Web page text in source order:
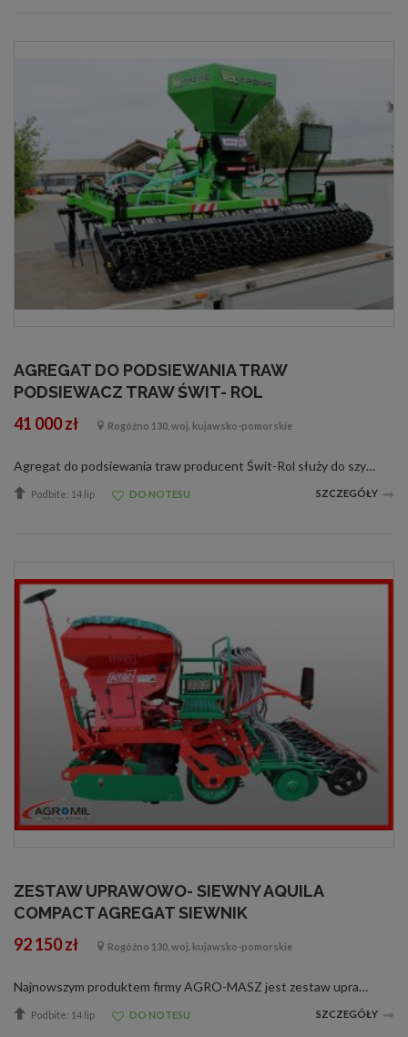
AGREGAT DO PODSIEWANIA TRAW
PODSIEWACZ TRAW ŚWIT- ROL
41 000 zł Rogóźno 130, woj. kujawsko-pomorskie
Agregat do podsiewania traw producent Świt-Rol służy do szybkiego podsiewu traw. Zastosowanie nie tylko wpływa na poprawę jakość runi łąkowej, ale pozwala ratować użytek zielony po szkodach wyrządzonych np. przez dziki. Wyposażenie pods...
Podbite: 14 lip DO NOTESU SZCZEGÓŁY
ZESTAW UPRAWOWO- SIEWNY AQUILA
COMPACT AGREGAT SIEWNIK
92 150 zł Rogóźno 130, woj. kujawsko-pomorskie
Najnowszym produktem firmy AGRO-MASZ jest zestaw uprawowo-siewny Aquila Compact 1500. Zestaw składa się z agregatu talerzowego ANTS oraz siewnika pneumatycznego AQUILA. Zestaw cechuje się wyjątkową wydajnością oraz precyzją pracy. Siewnik pneu...
Podbite: 14 lip DO NOTESU SZCZEGÓŁY